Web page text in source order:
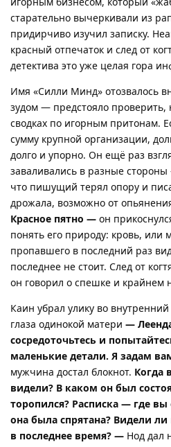
старательно вычеркивали из
придирчиво изучил записку.
красный отпечаток и след от
детектива это уже целая гора
Имя «Силли Минд» отозвалось
зудом — предстояло проверить,
сводках по игорным притонам.
сумму крупной организации,
долго и упорно. Он ещё раз
заваливались в разные
что пишущий терял опору и
дрожала, возможно от
Красное пятно — он
понять его природу: кровь, или
пропавшего в последний раз
последнее не стоит. След от
он говорил о спешке и
Каин убрал улику во
глаза одинокой матери —
сосредоточьтесь и
маленькие детали. Я задам
мужчина достал блокнот. Когда
видели? В каком он был
торопился? Расписка — где
она была спрятана? Видели
в последнее время? — Нод дал